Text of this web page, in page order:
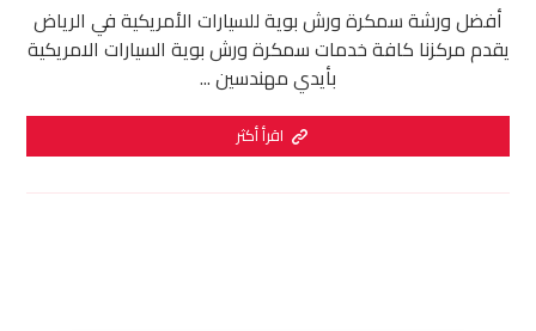
أفضل ورشة سمكرة ورش بوية للسيارات الأمريكية في الرياض
يقدم مركزنا كافة خدمات سمكرة ورش بوية السيارات الامريكية
بأيدي مهندسين ...
اقرأ أكثر